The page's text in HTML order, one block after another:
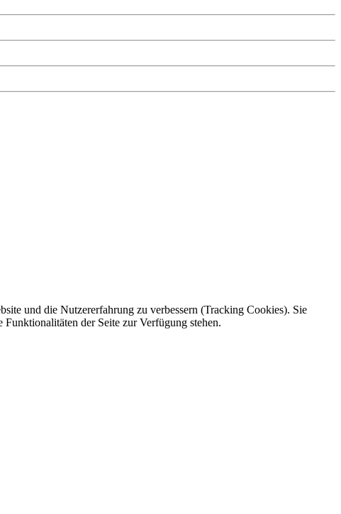
und die Nutzererfahrung zu verbessern (Tracking Cookies). Sie
der Seite zur Verfügung stehen.